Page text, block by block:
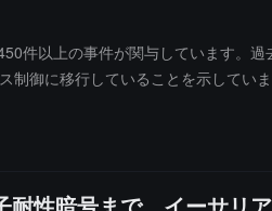
ロンダリング防止への投資、継続
件以上の事件が関与しています。
御に移行していることを示していま